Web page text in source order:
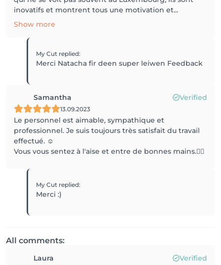
inovatifs et montrent tous une motivation et...
Show more
My Cut replied:
Merci Natacha fir deen super leiwen Feedback
Samantha Verified
13.09.2023
Le personnel est aimable, sympathique et
professionnel. Je suis toujours très satisfait du travail
effectué. ☺️
Vous vous sentez à l'aise et entre de bonnes mains.👍🏼
My Cut replied:
Merci :)
All comments:
Laura Verified